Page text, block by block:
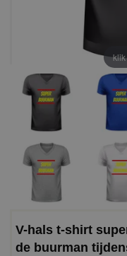
V-hals t-shirt
de buurman